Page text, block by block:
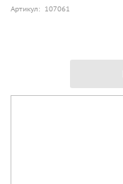
Артикул: 107061